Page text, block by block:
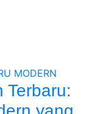
Terbaru: